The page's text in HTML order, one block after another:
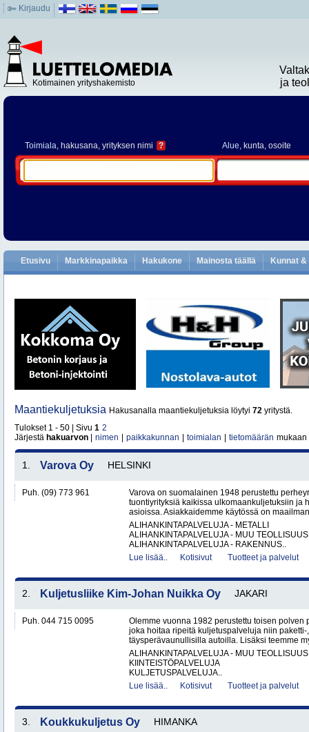
Kirjaudu
Kotimainen yrityshakemisto
ja
Toimiala, hakusana, yrityksen nimi ? Alue, kunta, osoite
Etusivu Markkinapaikka Hakukone Mainosta täällä Kunnat
Maantiekuljetuksia Hakusanalla maantiekuljetuksia löytyi 72 yritystä.
Tulokset 1 - 50 | Sivu 1 2
Järjestä hakuarvon nimen paikkakunnan toimialan tietomäärän mukaan
1. Varova Oy HELSINKI
Puh. (09) 773 961
Varova on suomalainen 1948 perustettu
tuontiyrityksiä kaikissa ulkomaankuljetuksiin ja
asioissa. Asiakkaidemme käytössä on
ALIHANKINTAPALVELUJA - METALLI
ALIHANKINTAPALVELUJA - MUU TEOLLISUUS
ALIHANKINTAPALVELUJA - RAKENNUS..
Lue lisää..
Kotisivut Tuotteet ja palvelut
2. Kuljetusliike Kim-Johan Nuikka Oy JAKARI
Puh. 044 715 0095
Olemme vuonna 1982 perustettu toisen polven
joka hoitaa ripeitä kuljetuspalveluja niin
täysperävaunullisilla autoilla. Lisäksi teemme
ALIHANKINTAPALVELUJA - MUU TEOLLISUUS
KIINTEISTÖPALVELUJA
KULJETUSPALVELUJA..
Lue lisää..
Kotisivut Tuotteet ja palvelut
3. Koukkukuljetus Oy HIMANKA